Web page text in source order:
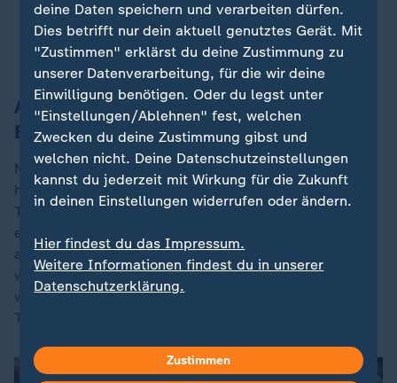
Australiens Premier: IS-Ideologie hat zu Anschlag
geführt
Attentäter schon mal im Visier der
Behörden
Nach Angaben von Premierminister Anthony Albanese
hatte der Inlandsgeheimdienst den damaligen
Teenager vor sechs Jahren wegen Verbindungen zu
einer Terrorzelle des IS in Sydney überprüft. In
australischen Medien wurde die Frage aufgeworfen,
warum dem Vater 2023 eine Waffenlizenz erteilt
wurde, obwohl der Sohn vorher ins Visier von Anti-
Terror-Ermittlern geraten war.
deine Daten speichern und verarbeiten dürfen.
Dies betrifft nur dein aktuell genutztes Gerät. Mit
"Zustimmen" erklärst du deine Zustimmung zu
unserer Datenverarbeitung, für die wir deine
Einwilligung benötigen. Oder du legst unter
"Einstellungen/Ablehnen" fest, welchen
Zwecken du deine Zustimmung gibst und
welchen nicht. Deine Datenschutzeinstellungen
kannst du jederzeit mit Wirkung für die Zukunft
in deinen Einstellungen widerrufen oder ändern.
Hier findest du das Impressum.
Weitere Informationen findest du in unserer
Datenschutzerklärung.
Zustimmen